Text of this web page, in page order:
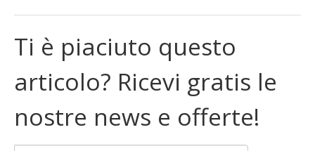
Ti è piaciuto questo
articolo? Ricevi gratis le
nostre news e offerte!